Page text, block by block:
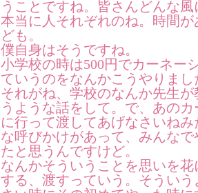
うことですね。皆さんどんな
本当に人それぞれのね。時間
ども。
僕自身はそうですね。
小学校の時は500円でカーネー
ていうのをなんかこうやりまし
それがね、学校のなんか先生
うような話をして。で、あの
に行って渡してあげなさいね
な呼びかけがあって、みんな
たと思うんですけど。
なんかそういうことを思いを
する、渡すっていう。そうい